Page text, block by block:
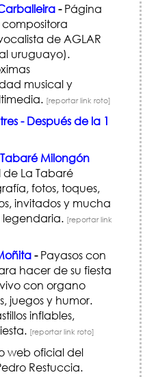
-Página
de AGLAR
uruguayo).
musical y
[reportar link roto]
- Después de la 1
Milongón
La Tabaré
fotos, toques,
invitados y mucha
legendaria. [reportar link
-Payasos con
hacer de su fiesta
con organo
juegos y humor.
inflables,
[reportar link roto]
web oficial del
Restuccia.